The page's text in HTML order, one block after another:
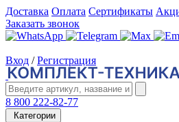
Доставка Оплата Сертификаты
Заказать звонок
Вход / Регистрация
8 800 222-82-77
Категории